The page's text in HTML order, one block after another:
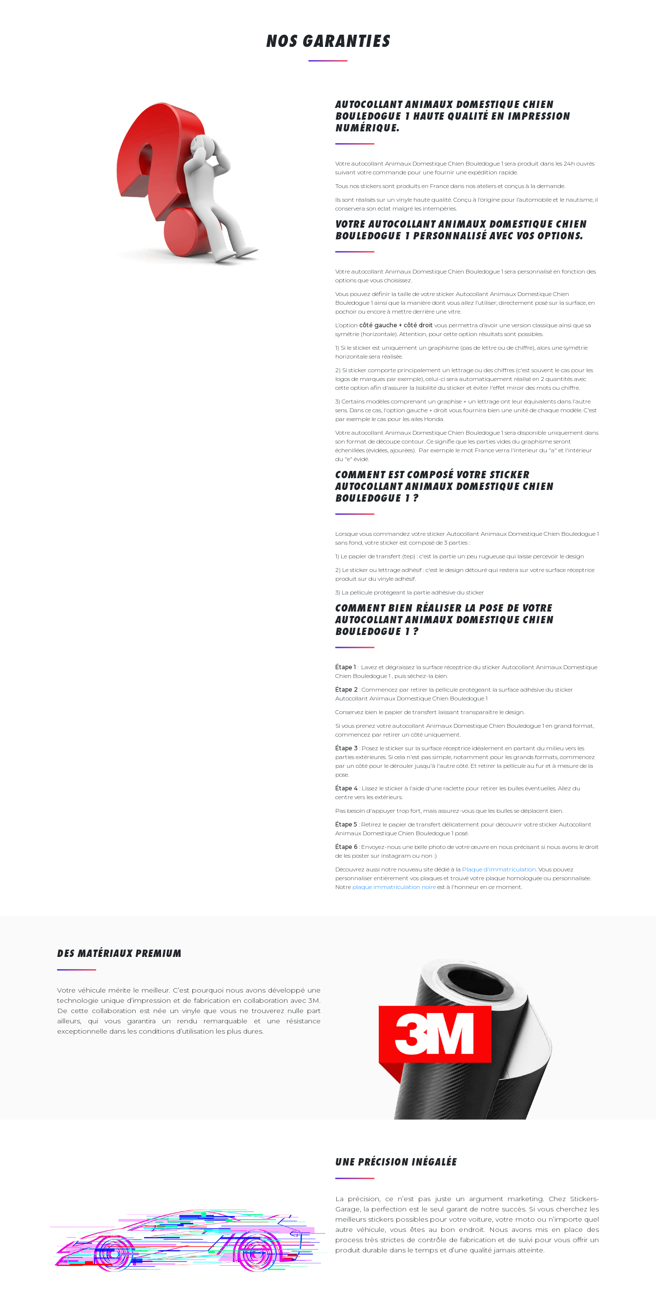
NOS GARANTIES
AUTOCOLLANT ANIMAUX DOMESTIQUE CHIEN
BOULEDOGUE 1 HAUTE QUALITÉ EN IMPRESSION
NUMÉRIQUE.
Votre autocollant Animaux Domestique Chien Bouledogue 1 sera produit dans les 24h ouvrés
suivant votre commande pour une fournir une expédition rapide.
Tous nos stickers sont produits en France dans nos ateliers et conçus à la demande.
Ils sont réalisés sur un vinyle haute qualité. Conçu à l’origine pour l’automobile et le nautisme, il
conservera son éclat malgré les intempéries.
VOTRE AUTOCOLLANT ANIMAUX DOMESTIQUE CHIEN
BOULEDOGUE 1 PERSONNALISÉ AVEC VOS OPTIONS.
Votre autocollant Animaux Domestique Chien Bouledogue 1 sera personnalisé en fonction des
options que vous choisissez.
Vous pouvez définir la taille de votre sticker Autocollant Animaux Domestique Chien
Bouledogue 1 ainsi que la manière dont vous allez l’utiliser; directement posé sur la surface, en
pochoir ou encore à mettre derrière une vitre.
L’option côté gauche + côté droit vous permettra d’avoir une version classique ainsi que sa
symétrie (horizontale). Attention, pour cette option résultats sont possibles.
1) Si le sticker est uniquement un graphisme (pas de lettre ou de chiffre), alors une symétrie
horizontale sera réalisée.
2) Si sticker comporte principalement un lettrage ou des chiffres (c'est souvent le cas pour les
logos de marques par exemple), celui-ci sera automatiquement réalisé en 2 quantités avec
cette option afin d'assurer la lisibilité du sticker et éviter l'effet miroir des mots ou chiffre.
3) Certains modèles comprenant un graphise + un lettrage ont leur équivalents dans l'autre
sens. Dans ce cas, l'option gauche + droit vous fournira bien une unité de chaque modèle. C'est
par exemple le cas pour les ailes Honda.
Votre autocollant Animaux Domestique Chien Bouledogue 1 sera disponible uniquement dans
son format de découpe contour. Ce signifie que les parties vides du graphisme seront
échenillées (évidées, ajourées). Par exemple le mot France verra l'interieur du "a" et l'intérieur
du "e" évidé.
COMMENT EST COMPOSÉ VOTRE STICKER
AUTOCOLLANT ANIMAUX DOMESTIQUE CHIEN
BOULEDOGUE 1 ?
Lorsque vous commandez votre sticker Autocollant Animaux Domestique Chien Bouledogue 1
sans fond, votre sticker est composé de 3 parties :
1) Le papier de transfert (tep) : c'est la partie un peu rugueuse qui laisse percevoir le design
2) Le sticker ou lettrage adhésif : c'est le design détouré qui restera sur votre surface réceptrice
produit sur du vinyle adhésif.
3) La pellicule protégeant la partie adhésive du sticker
COMMENT BIEN RÉALISER LA POSE DE VOTRE
AUTOCOLLANT ANIMAUX DOMESTIQUE CHIEN
BOULEDOGUE 1 ?
Étape 1 : Lavez et dégraissez la surface réceptrice du sticker Autocollant Animaux Domestique
Chien Bouledogue 1 , puis séchez-la bien.
Étape 2 : Commencez par retirer la pellicule protégeant la surface adhésive du sticker
Autocollant Animaux Domestique Chien Bouledogue 1
Conservez bien le papier de transfert laissant transparaître le design.
Si vous prenez votre autocollant Animaux Domestique Chien Bouledogue 1 en grand format,
commencez par retirer un côté uniquement.
Étape 3 : Posez le sticker sur la surface réceptrice idéalement en partant du milieu vers les
parties extérieures. Si cela n'est pas simple, notamment pour les grands formats, commencez
par un côté pour le dérouler jusqu'à l'autre côté. Et retirer la pellicule au fur et à mesure de la
pose.
Étape 4 : Lissez le sticker à l'aide d'une raclette pour retirer les bulles éventuelles. Allez du
centre vers les extérieurs.
Pas besoin d'appuyer trop fort, mais assurez-vous que les bulles se déplacent bien.
Étape 5 : Retirez le papier de transfert délicatement pour découvrir votre sticker Autocollant
Animaux Domestique Chien Bouledogue 1 posé.
Étape 6 : Envoyez-nous une belle photo de votre œuvre en nous précisant si nous avons le droit
de les poster sur instagram ou non :)
Découvrez aussi notre nouveau site dédié à la Plaque d'immatriculation. Vous pouvez
personnaliser entièrement vos plaques et trouvé votre plaque homologuée ou personnalisée.
Notre plaque immatriculation noire est à l'honneur en ce moment.
DES MATÉRIAUX PREMIUM
Votre véhicule mérite le meilleur. C’est pourquoi nous avons développé une
technologie unique d’impression et de fabrication en collaboration avec 3M.
De cette collaboration est née un vinyle que vous ne trouverez nulle part
ailleurs, qui vous garantira un rendu remarquable et une résistance
exceptionnelle dans les conditions d’utilisation les plus dures.
UNE PRÉCISION INÉGALÉE
La précision, ce n’est pas juste un argument marketing. Chez Stickers-
Garage, la perfection est le seul garant de notre succès. Si vous cherchez les
meilleurs stickers possibles pour votre voiture, votre moto ou n’importe quel
autre véhicule, vous êtes au bon endroit. Nous avons mis en place des
process très strictes de contrôle de fabrication et de suivi pour vous offrir un
produit durable dans le temps et d’une qualité jamais atteinte.